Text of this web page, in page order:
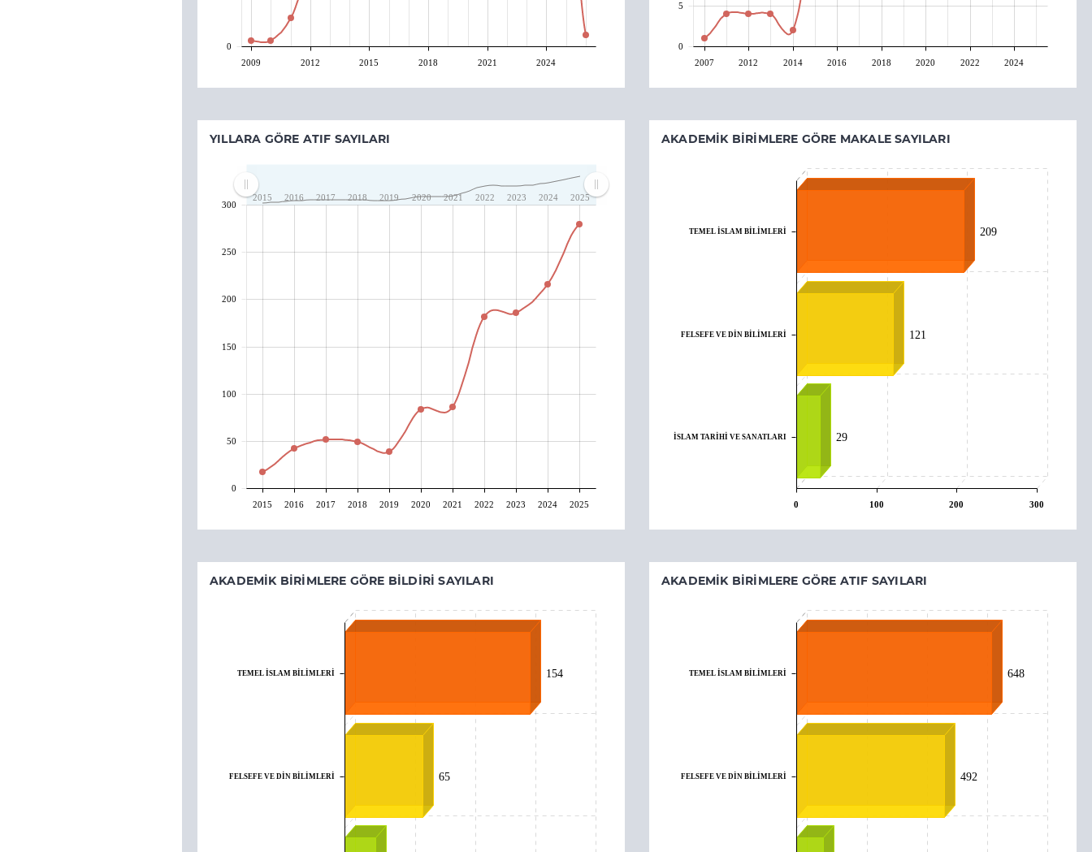
2009 2012 2015 2018 2021 2024
0
2007 2012 2014 2016 2018 2020 2022 2024
0
5
YILLARA GÖRE ATIF SAYILARI
2015 2016 2017 2018 2019 2020 2021 2022 2023 2024 2025
2015 2016 2017 2018 2019 2020 2021 2022 2023 2024 2025
0
50
100
150
200
250
300
AKADEMIK BIRIMLERE GÖRE MAKALE SAYILARI
209
121
29
TEMEL İSLAM BİLİMLERİ
FELSEFE VE DİN BİLİMLERİ
İSLAM TARİHİ VE SANATLARI
0 100 200 300
AKADEMIK BIRIMLERE GÖRE BILDIRI SAYILARI
154
65
TEMEL İSLAM BİLİMLERİ
FELSEFE VE DİN BİLİMLERİ
AKADEMIK BIRIMLERE GÖRE ATIF SAYILARI
648
492
TEMEL İSLAM BİLİMLERİ
FELSEFE VE DİN BİLİMLERİ